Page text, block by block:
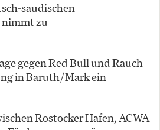
saudischen
zu
gegen Red Bull und Rauch
in Baruth/Mark ein
Rostocker Hafen, ACWA